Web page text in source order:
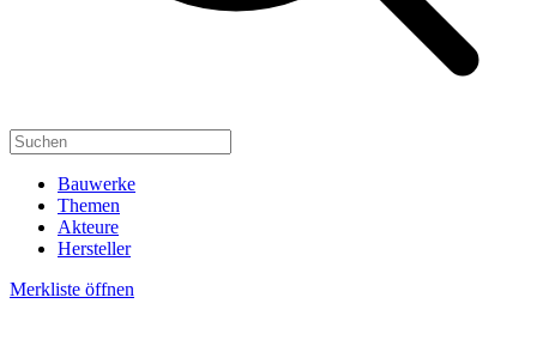
Bauwerke
Themen
Akteure
Hersteller
Merkliste öffnen